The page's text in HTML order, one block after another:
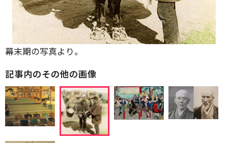
幕末期の写真より。
記事内のその他の画像